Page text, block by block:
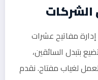
مفاتيح عشرات
بتبدل السائقين،
لغياب مفتاح. نقدم